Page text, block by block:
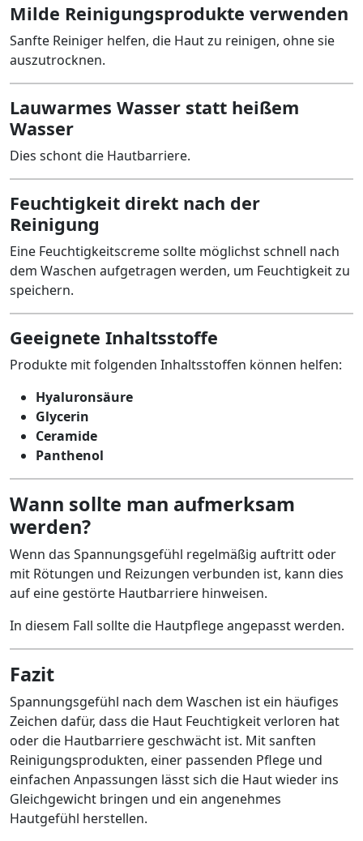
Milde Reinigungsprodukte verwenden
Sanfte Reiniger helfen, die Haut zu reinigen, ohne sie
auszutrocknen.
Lauwarmes Wasser statt heißem
Wasser
Dies schont die Hautbarriere.
Feuchtigkeit direkt nach der
Reinigung
Eine Feuchtigkeitscreme sollte möglichst schnell nach
dem Waschen aufgetragen werden, um Feuchtigkeit zu
speichern.
Geeignete Inhaltsstoffe
Produkte mit folgenden Inhaltsstoffen können helfen:
Hyaluronsäure
Glycerin
Ceramide
Panthenol
Wann sollte man aufmerksam
werden?
Wenn das Spannungsgefühl regelmäßig auftritt oder
mit Rötungen und Reizungen verbunden ist, kann dies
auf eine gestörte Hautbarriere hinweisen.
In diesem Fall sollte die Hautpflege angepasst werden.
Fazit
Spannungsgefühl nach dem Waschen ist ein häufiges
Zeichen dafür, dass die Haut Feuchtigkeit verloren hat
oder die Hautbarriere geschwächt ist. Mit sanften
Reinigungsprodukten, einer passenden Pflege und
einfachen Anpassungen lässt sich die Haut wieder ins
Gleichgewicht bringen und ein angenehmes
Hautgefühl herstellen.